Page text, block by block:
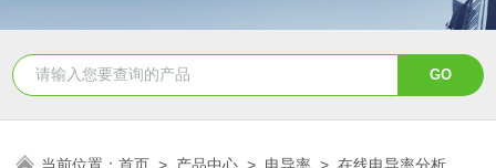
当前位置：首页 > 产品中心 > 电导率 >在线电导率分析